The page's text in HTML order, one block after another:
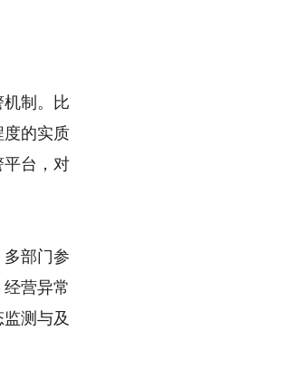
制。比
度的实质
平台，对
部门参
营异常
测与及